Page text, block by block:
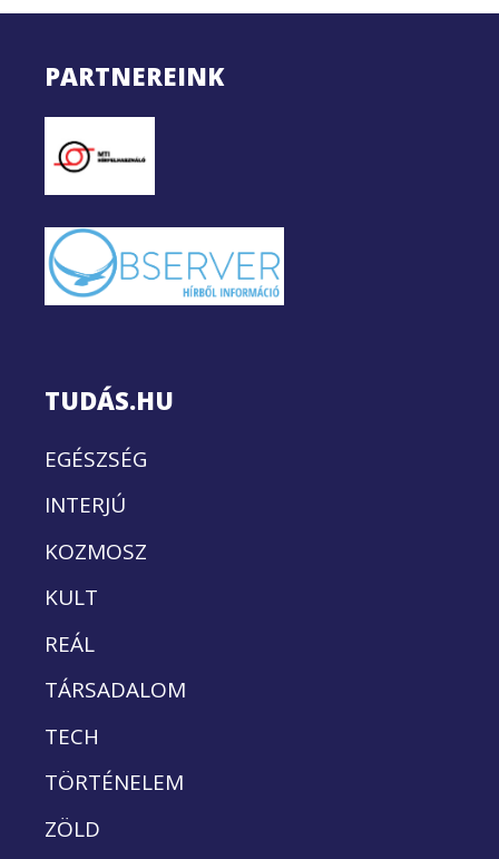
PARTNEREINK
TUDÁS.HU
EGÉSZSÉG
INTERJÚ
KOZMOSZ
KULT
REÁL
TÁRSADALOM
TECH
TÖRTÉNELEM
ZÖLD